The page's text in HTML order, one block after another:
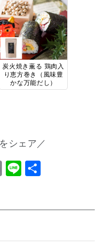
炭火焼き薫る 鶏肉入
り恵方巻き（風味豊
かな万能だし）
シェア／
Email
Line